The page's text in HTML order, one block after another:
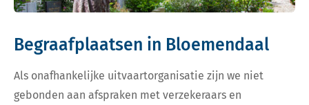
Begraafplaatsen in Bloemendaal
Als onafhankelijke uitvaartorganisatie zijn we niet
gebonden aan afspraken met verzekeraars en